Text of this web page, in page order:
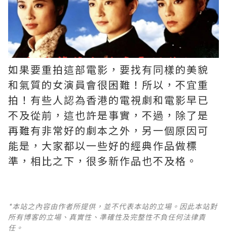
如果要重拍這部電影，要找有同樣的美貌
和氣質的女演員會很困難！所以，不宜重
拍！有些人認為香港的電視劇和電影早已
不及從前，這也許是事實，不過，除了是
再難有非常好的劇本之外，另一個原因可
能是，大家都以一些好的經典作品做標
準，相比之下，很多新作品也不及格。 ​​​
*本站之內容由作者所提供，並不代表本站的立場。因此本站對
所有博客的立場、真實性、準確性及完整性不負任何法律責
任。